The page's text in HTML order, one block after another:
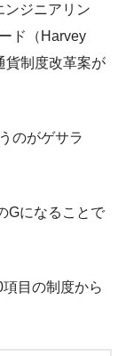
ンジニアリン
ド（Harvey
貨制度改革案が
のがゲサラ
Gになることで
目の制度から